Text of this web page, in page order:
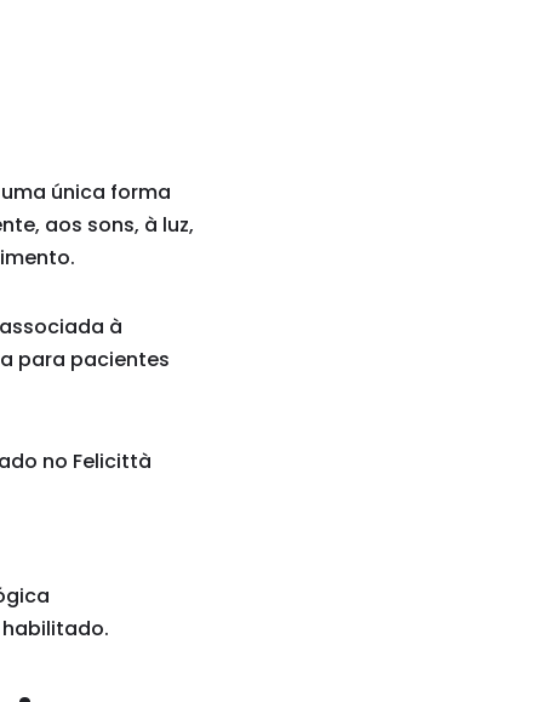
única forma
aos sons, à luz,
à
para pacientes
no Felicittà